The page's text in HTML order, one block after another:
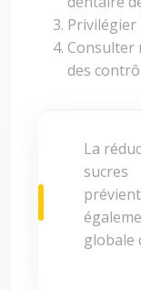
Privilégier
Consulter
des
La
globale